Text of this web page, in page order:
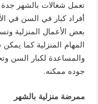
تعمل شغالات بالشهر جدة
أفراد كبار في السن في
بعض الأعمال المنزلية
المهام المنزلية كما
والمساعدة لكبار السن
جوده ممكنه.
ممرضة منزلية بالشهر